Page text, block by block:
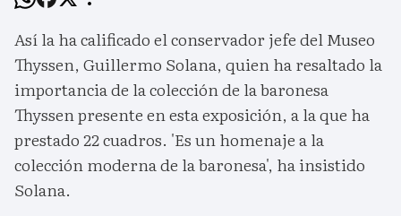
Así la ha calificado el conservador jefe del Museo
Thyssen, Guillermo Solana, quien ha resaltado la
importancia de la colección de la baronesa
Thyssen presente en esta exposición, a la que ha
prestado 22 cuadros. 'Es un homenaje a la
colección moderna de la baronesa', ha insistido
Solana.